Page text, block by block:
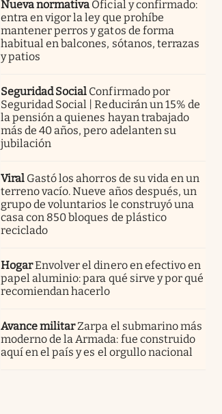
Nueva normativa Oficial y confirmado:
entra en vigor la ley que prohíbe
mantener perros y gatos de forma
habitual en balcones, sótanos, terrazas
y patios
Seguridad Social Confirmado por
Seguridad Social | Reducirán un 15% de
la pensión a quienes hayan trabajado
más de 40 años, pero adelanten su
jubilación
Viral Gastó los ahorros de su vida en un
terreno vacío. Nueve años después, un
grupo de voluntarios le construyó una
casa con 850 bloques de plástico
reciclado
HogarEnvolver el dinero en efectivo en
papel aluminio: para qué sirve y por qué
recomiendan hacerlo
Avance militarZarpa el submarino más
moderno de la Armada: fue construido
aquí en el país y es el orgullo nacional